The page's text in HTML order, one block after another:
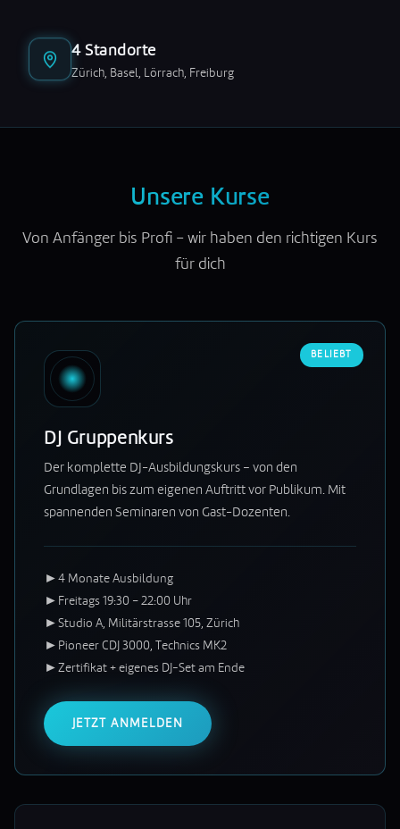
4 Standorte
Zürich, Basel, Lörrach, Freiburg
Unsere Kurse
Von Anfänger bis Profi – wir haben den richtigen Kurs
für dich
BELIEBT
DJ Gruppenkurs
Der komplette DJ-Ausbildungskurs – von den
Grundlagen bis zum eigenen Auftritt vor Publikum. Mit
spannenden Seminaren von Gast-Dozenten.
► 4 Monate Ausbildung
► Freitags 19:30 – 22:00 Uhr
► Studio A, Militärstrasse 105, Zürich
► Pioneer CDJ 3000, Technics MK2
► Zertifikat + eigenes DJ-Set am Ende
JETZT ANMELDEN